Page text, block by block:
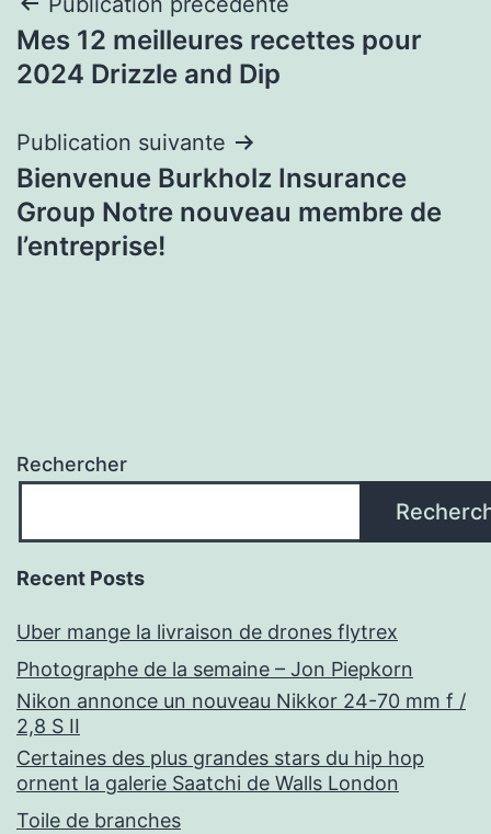
de
Mes 12 meilleures recettes pour
2024 Drizzle and Dip
Publication suivante
Bienvenue Burkholz Insurance
Group Notre nouveau membre de
l’entreprise!
Rechercher
Recent Posts
Uber mange la livraison de drones flytrex
Photographe de la semaine – Jon Piepkorn
Nikon annonce un nouveau Nikkor 24-70 mm f /
2,8 S II
Certaines des plus grandes stars du hip hop
ornent la galerie Saatchi de Walls London
Toile de branches